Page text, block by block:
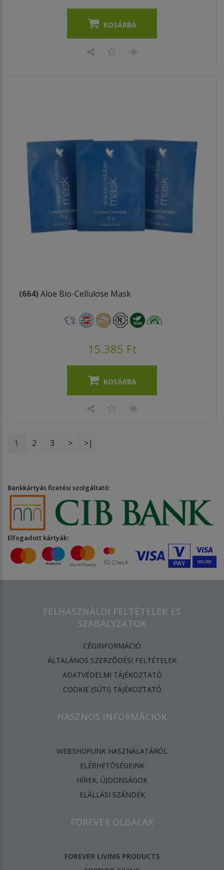
KOSÁRBA
(664)Aloe Bio-Cellulose Mask
15.385 Ft
KOSÁRBA
1 2 3 > >|
Bankkártyás fizetési szolgáltató:
Elfogadott kártyák:
FELHASZNÁLÓI FELTÉTELEK ÉS
SZABÁLYZATOK
CÉGINFORMÁCIÓ
ÁLTALÁNOS SZERZŐDÉSI FELTÉTELEK
ADATVÉDELMI TÁJÉKOZTATÓ
​COOKIE (SÜTI) TÁJÉKOZTATÓ
HASZNOS INFORMÁCIÓK
WEBSHOPUNK HASZNÁLATÁRÓL
ELÉRHETŐSÉGEINK
HÍREK, ÚJDONSÁGOK
ELÁLLÁSI SZÁNDÉK
FOREVER OLDALAK
FOREVER LIVING PRODUCTS